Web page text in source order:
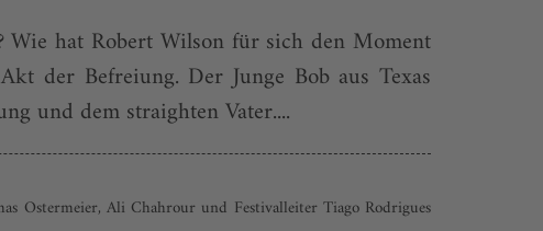
hat Robert Wilson für sich den Moment
der Befreiung. Der Junge Bob aus Texas
und dem straighten Vater....
Ostermeier, Ali Chahrour und Festivalleiter Tiago Rodrigues